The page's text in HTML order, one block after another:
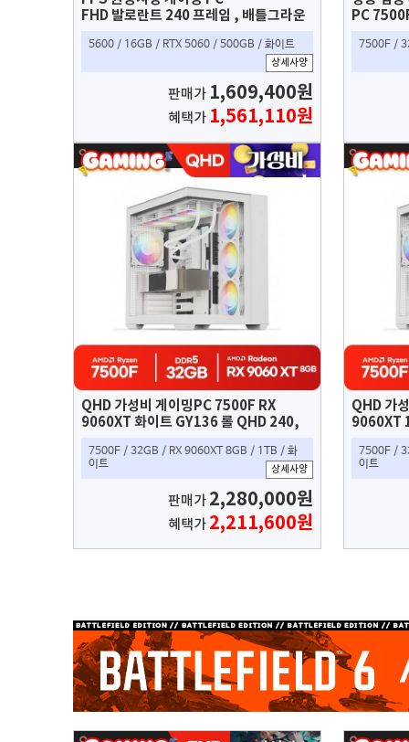
FHD 발로란트 240 프레임 , 배틀그라운
아크레이더스 90 프레임
5600 / 16GB / RTX 5060 / 500GB / 화이트
상세사양
판매가 1,609,400원
혜택가 1,561,110원
PC
음옵션 99프레임, 싸펑 높음옵션 300프
7500F /
QHD 가성비 게이밍PC 7500F RX
9060XT 화이트 GY136 롤 QHD 240,
160 프레임 가능
7500F / 32GB / RX 9060XT 8GB / 1TB / 화
이트
상세사양
판매가 2,280,000원
혜택가 2,211,600원
QHD 가
9060XT
트라
7500F /
이트